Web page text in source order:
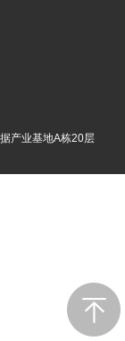
产业基地A栋20层